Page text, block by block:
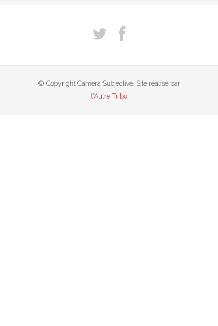
© Copyright Camera Subjective. Site réalisé par
l'Autre Tribu